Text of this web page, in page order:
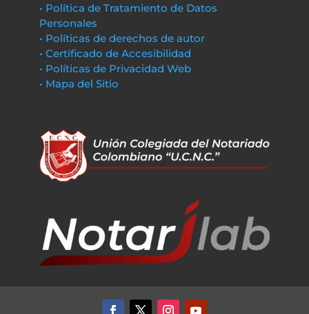
• Política de Tratamiento de Datos
Personales
• Políticas de derechos de autor
• Certificado de Accesibilidad
• Políticas de Privacidad Web
• Mapa del Sitio